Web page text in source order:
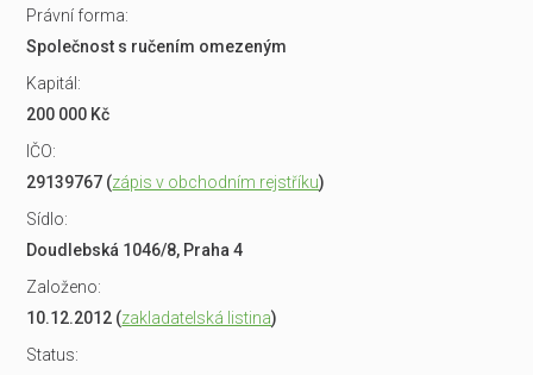
Právní forma:
Společnost s ručením omezeným
Kapitál:
200 000 Kč
IČO:
29139767 (zápis v obchodním rejstříku)
Sídlo:
Doudlebská 1046/8, Praha 4
Založeno:
10.12.2012 (zakladatelská listina)
Status: